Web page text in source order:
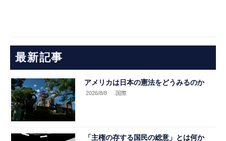
最新記事
アメリカは日本の憲法をどうみるのか
2026/8/8 .国際
「主権の存する国民の総意」とは何か